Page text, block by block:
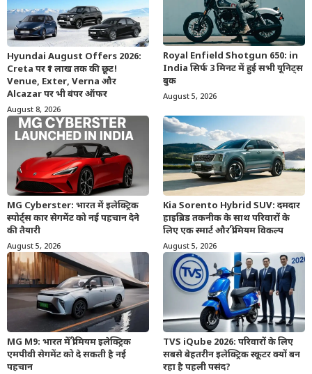
Hyundai August Offers 2026:
Creta पर ₹1 लाख तक की छूट!
Venue, Exter, Verna और
Alcazar पर भी बंपर ऑफर
August 8, 2026
Royal Enfield Shotgun 650: in
India सिर्फ 3 मिनट में हुई सभी यूनिट्स
बुक
August 5, 2026
MG Cyberster: भारत में इलेक्ट्रिक
स्पोर्ट्स कार सेगमेंट को नई पहचान देने
की तैयारी
August 5, 2026
Kia Sorento Hybrid SUV: दमदार
हाइब्रिड तकनीक के साथ परिवारों के
लिए एक स्मार्ट और प्रीमियम विकल्प
August 5, 2026
MG M9: भारत में प्रीमियम इलेक्ट्रिक
एमपीवी सेगमेंट को दे सकती है नई
पहचान
TVS iQube 2026: परिवारों के लिए
सबसे बेहतरीन इलेक्ट्रिक स्कूटर क्यों बन
रहा है पहली पसंद?